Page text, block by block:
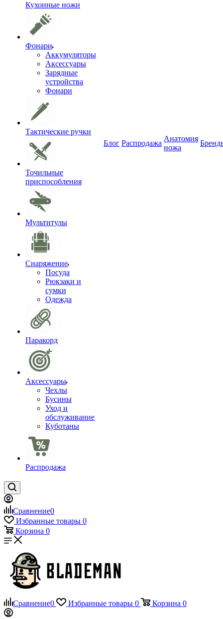
Кухонные ножи
Фонари
Аккумуляторы
Аксессуары
Зарядные
устройства
Фонари
Тактические ручки
Точильные
приспособления
Мультитулы
Снаряжение
Посуда
Рюкзаки и
сумки
Одежда
Паракорд
Аксессуары
Чехлы
Бусины
Уход и
обслуживание
Куботаны
Распродажа
Блог Распродажа
Анатомия
ножа
Сравнение0
Избранные товары 0
Корзина 0
Сравнение0 Избранные товары 0 Корзина 0